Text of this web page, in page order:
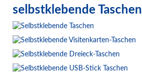
selbstklebende Taschen